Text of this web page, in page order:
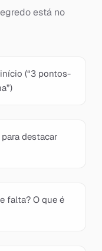
está no
(“3 pontos-
destacar
falta? O que é